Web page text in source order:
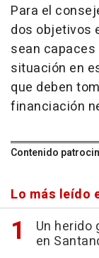
Para el
dos objetivos
sean
situación en
que deben
financiación
Contenido
Lo más leído
Un herido
en